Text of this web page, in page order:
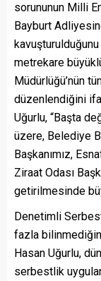
sorununun Milli
Bayburt
metrekare
Müdürlüğü’nün
düzenlendiğini
Uğurlu, “Başta
üzere, Belediye
Başkanımız,
Ziraat Odası
getirilmesinde
Denetimli
fazla
Hasan Uğurlu,
serbestlik